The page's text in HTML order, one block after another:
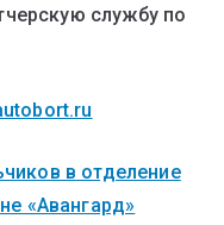
службу по
в отделение
«Авангард»